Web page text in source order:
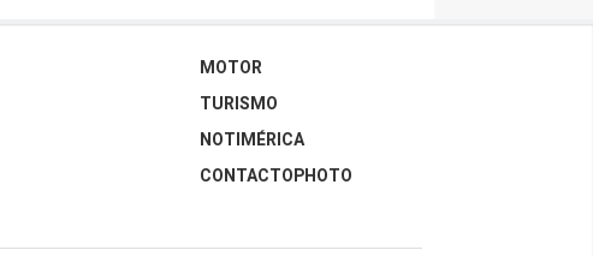
MOTOR
TURISMO
NOTIMÉRICA
CONTACTOPHOTO